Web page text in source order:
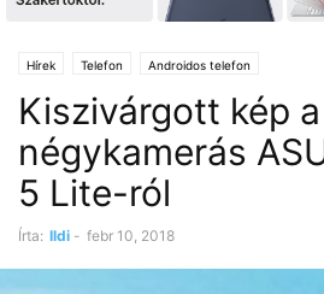
Hírek Telefon Androidos telefon
Kiszivárgott kép a
négykamerás
5 Lite-ról
Írta: Ildi - febr 10, 2018